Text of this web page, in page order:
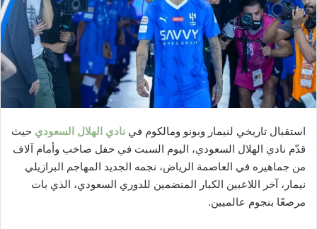
استقبال تاريخي لنيمار وبونو ومالكوم في نادي الهلال السعودي حيث
قدّم نادي الهلال السعودي، اليوم السبت في حفل صاخب وأمام آلاف
من جماهيره في العاصمة الرياض، نجمه الجديد المهاجم البرازيلي
نيمار، آخر اللاعبين الكبار المنضمين للدوري السعودي، الذي بات
مرصعًا بنجوم عالميين.